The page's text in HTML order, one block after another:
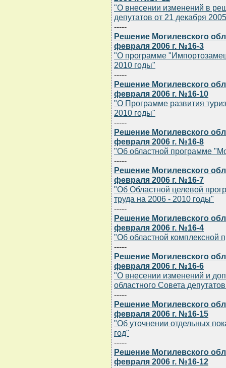
"О внесении изменений в
депутатов от 21 декабря
-----
Решение Могилевского
февраля 2006 г. №16-3
"О программе
2010 годы"
-----
Решение Могилевского
февраля 2006 г. №16-10
"О Программе развития
2010 годы"
-----
Решение Могилевского
февраля 2006 г. №16-8
"Об областной программе
-----
Решение Могилевского
февраля 2006 г. №16-7
"Об Областной целевой
труда на 2006 - 2010 годы"
-----
Решение Могилевского
февраля 2006 г. №16-4
"Об областной комплексной
-----
Решение Могилевского
февраля 2006 г. №16-6
"О внесении изменений и
областного Совета
-----
Решение Могилевского
февраля 2006 г. №16-15
"Об уточнении отдельных
год"
-----
Решение Могилевского
февраля 2006 г. №16-12